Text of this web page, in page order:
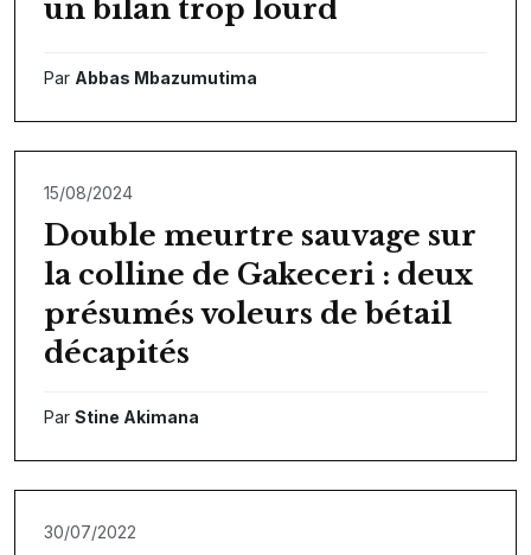
un bilan trop lourd
Par Abbas Mbazumutima
15/08/2024
Double meurtre sauvage sur
la colline de Gakeceri : deux
présumés voleurs de bétail
décapités
Par Stine Akimana
30/07/2022